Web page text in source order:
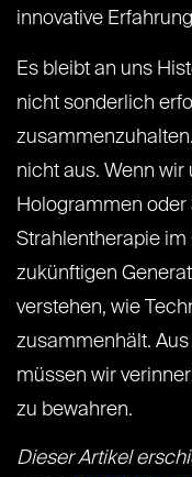
innovative
Es bleibt an uns
nicht sonderlich
nicht aus. Wenn
Hologrammen
Strahlentherapie
zukünftigen
verstehen, wie
zusammenhält.
müssen wir
zu bewahren.
Dieser Artikel